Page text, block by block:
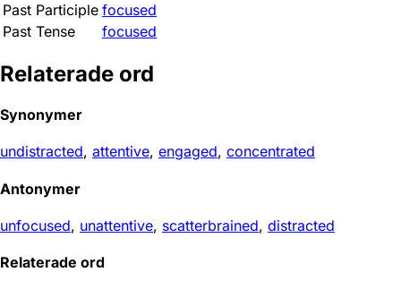
Past Participle focused
Past Tense
focused
Relaterade ord
Synonymer
undistracted, attentive, engaged, concentrated
Antonymer
unfocused, unattentive, scatterbrained, distracted
Relaterade ord